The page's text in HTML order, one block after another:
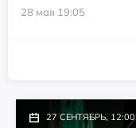
28 мая 19:05
27 СЕНТЯБРЬ, 12:00